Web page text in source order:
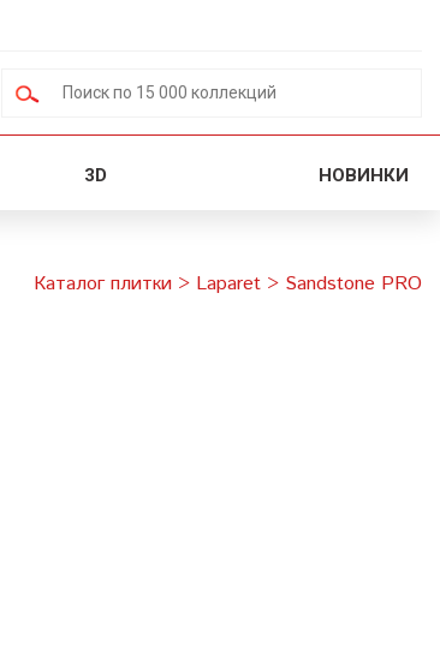
3D НОВИНКИ
Каталог плитки > Laparet > Sandstone PRO